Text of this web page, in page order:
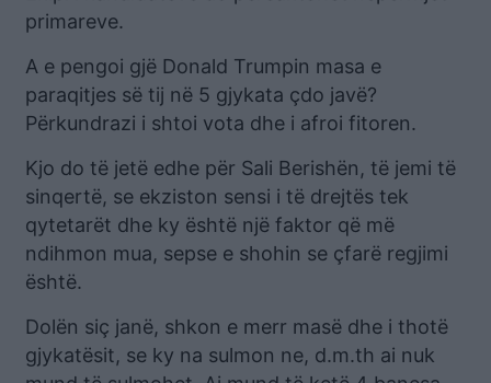
primareve.
A e pengoi gjë Donald Trumpin masa e
paraqitjes së tij në 5 gjykata çdo javë?
Përkundrazi i shtoi vota dhe i afroi fitoren.
Kjo do të jetë edhe për Sali Berishën, të jemi të
sinqertë, se ekziston sensi i të drejtës tek
qytetarët dhe ky është një faktor që më
ndihmon mua, sepse e shohin se çfarë regjimi
është.
Dolën siç janë, shkon e merr masë dhe i thotë
gjykatësit, se ky na sulmon ne, d.m.th ai nuk